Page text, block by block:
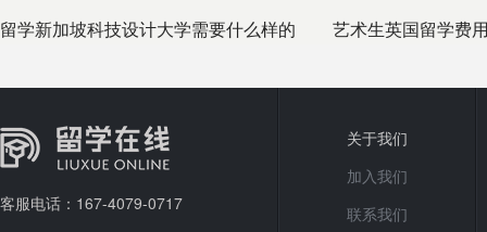
留学新加坡科技设计大学需要什么样的
艺术生英国留学费
客服电话：167-4079-0717
关于我们
加入我们
联系我们